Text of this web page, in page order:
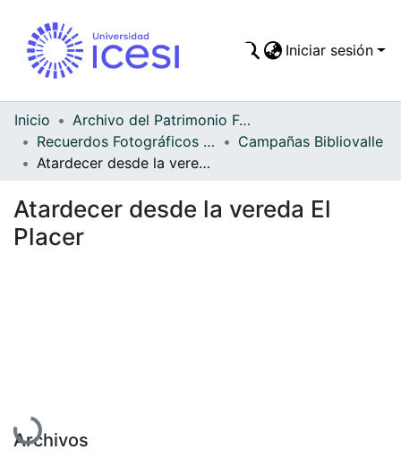
Todo DSpace
Estadísticas
Iniciar sesión
Inicio
Archivo del Patrimonio Fotográfico y Fílmico del Valle del Cauca
Recuerdos Fotográficos Vallecaucanos
Campañas Bibliovalle
Atardecer desde la vereda El Placer
Atardecer desde la vereda El
Placer
Cargando...
Archivos